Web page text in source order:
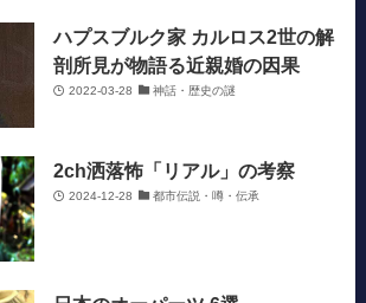
ハプスブルク家 カルロス2世の解
剖所見が物語る近親婚の因果
2022-03-28 神話・歴史の謎
2ch洒落怖「リアル」の考察
2024-12-28 都市伝説・噂・伝承